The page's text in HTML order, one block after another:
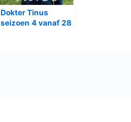
Dokter Tinus
seizoen 4 vanaf 28